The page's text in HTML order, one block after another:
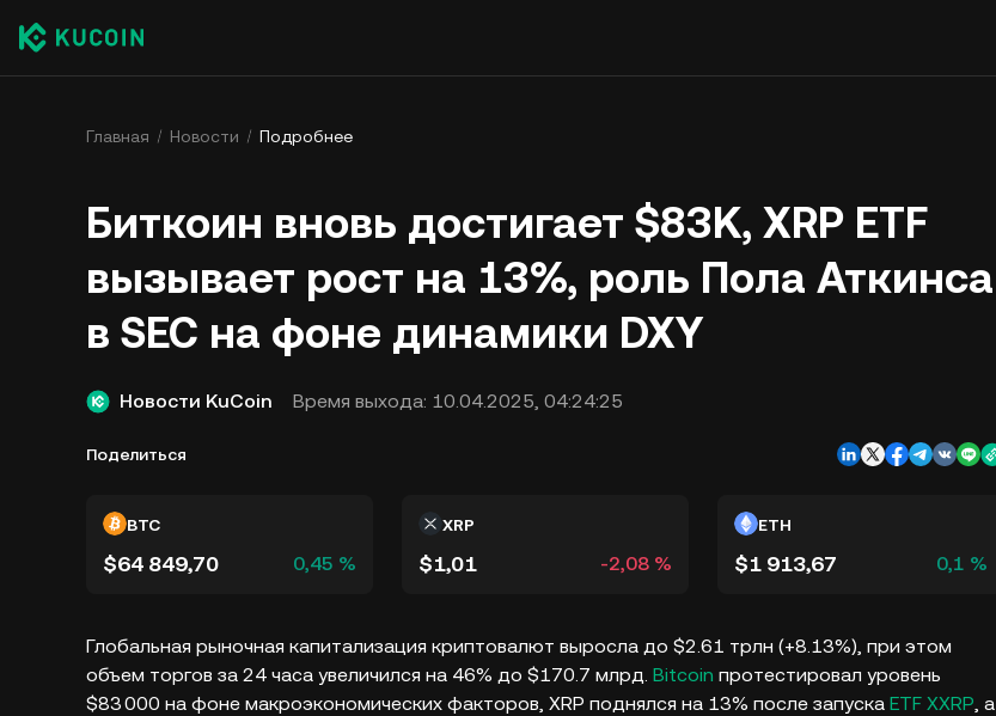
Главная Новости Подробнее
Биткоин вновь достигает $83K, XRP ETF
вызывает рост на 13%, роль Пола Аткинса
в SEC на фоне динамики DXY
Новости KuCoin Время выхода: 10.04.2025, 04:24:25
Поделиться
BTC
$64 849,70 0,45 %
XRP
$1,01 -2,08 %
ETH
$1 913,67 0,1 %
Глобальная рыночная капитализация криптовалют выросла до $2.61 трлн (+8.13%), при этом
объем торгов за 24 часа увеличился на 46% до $170.7 млрд. Bitcoin протестировал уровень
$83 000 на фоне макроэкономических факторов, XRP поднялся на 13% после запуска ETF XXRP, а